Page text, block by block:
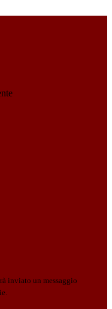
inviato un messaggio